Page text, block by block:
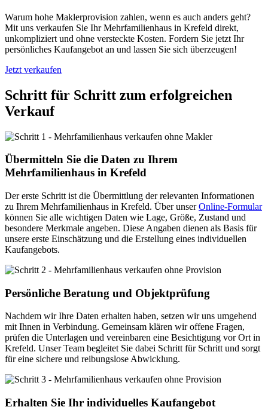
Warum hohe Maklerprovision zahlen, wenn es auch anders geht?
Mit uns verkaufen Sie Ihr Mehrfamilienhaus in Krefeld direkt,
unkompliziert und ohne versteckte Kosten. Fordern Sie jetzt Ihr
persönliches Kaufangebot an und lassen Sie sich überzeugen!
Jetzt verkaufen
Schritt für Schritt zum erfolgreichen
Verkauf
Übermitteln Sie die Daten zu Ihrem
Mehrfamilienhaus in Krefeld
Der erste Schritt ist die Übermittlung der relevanten Informationen
zu Ihrem Mehrfamilienhaus in Krefeld. Über unserOnline-Formular
können Sie alle wichtigen Daten wie Lage, Größe, Zustand und
besondere Merkmale angeben. Diese Angaben dienen als Basis für
unsere erste Einschätzung und die Erstellung eines individuellen
Kaufangebots.
Persönliche Beratung und Objektprüfung
Nachdem wir Ihre Daten erhalten haben, setzen wir uns umgehend
mit Ihnen in Verbindung. Gemeinsam klären wir offene Fragen,
prüfen die Unterlagen und vereinbaren eine Besichtigung vor Ort in
Krefeld. Unser Team begleitet Sie dabei Schritt für Schritt und sorgt
für eine sichere und reibungslose Abwicklung.
Erhalten Sie Ihr individuelles Kaufangebot